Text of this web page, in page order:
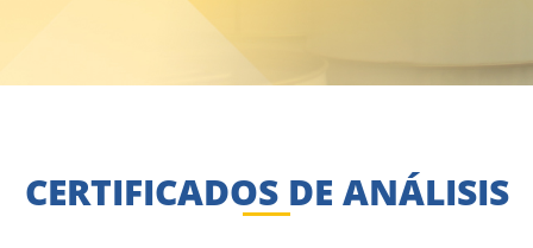
CERTIFICADOS DE ANÁLISIS